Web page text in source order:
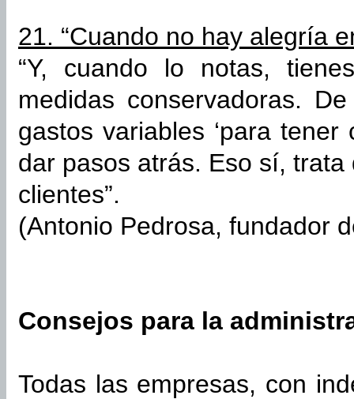
21. “Cuando no hay alegría
“Y, cuando lo notas,
medidas conservadoras.
gastos variables ‘para
dar pasos atrás. Eso sí,
clientes”.
(Antonio Pedrosa, fundador
Consejos para la
Todas las empresas, con